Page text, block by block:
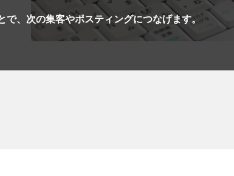
、次の集客やポスティングにつなげます。